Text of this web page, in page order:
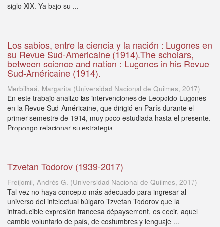
siglo XIX. Ya bajo su ...
Los sabios, entre la ciencia y la nación : Lugones en
su Revue Sud-Américaine (1914).The scholars,
between science and nation : Lugones in his Revue
Sud-Américaine (1914).
Merbilhaá, Margarita (Universidad Nacional de Quilmes, 2017)
En este trabajo analizo las intervenciones de Leopoldo Lugones
en la Revue Sud-Américaine, que dirigió en París durante el
primer semestre de 1914, muy poco estudiada hasta el presente.
Propongo relacionar su estrategia ...
Tzvetan Todorov (1939-2017)
Freijomil, Andrés G. (Universidad Nacional de Quilmes, 2017)
Tal vez no haya concepto más adecuado para ingresar al
universo del intelectual búlgaro Tzvetan Todorov que la
intraducible expresión francesa dépaysement, es decir, aquel
cambio voluntario de país, de costumbres y lenguaje ...